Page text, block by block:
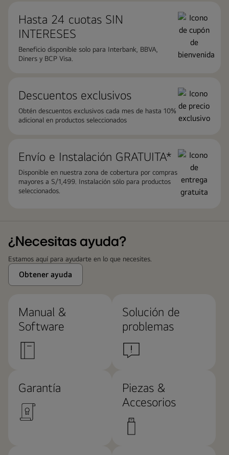
Hasta 24 cuotas ​SIN
INTERESES
Beneficio disponible solo para Interbank, BBVA,
Diners y BCP Visa.
Descuentos exclusivos
Obtén descuentos exclusivos cada mes de hasta 10%
adicional en productos seleccionados
Envío e Instalación GRATUITA*
Disponible en nuestra zona de cobertura por compras
mayores a S/1,499. Instalación sólo para productos
seleccionados.
¿Necesitas ayuda?
Estamos aquí para ayudarte en lo que necesites.
Obtener ayuda
Manual &
Software
Solución de
problemas
Garantía
Piezas &
Accesorios